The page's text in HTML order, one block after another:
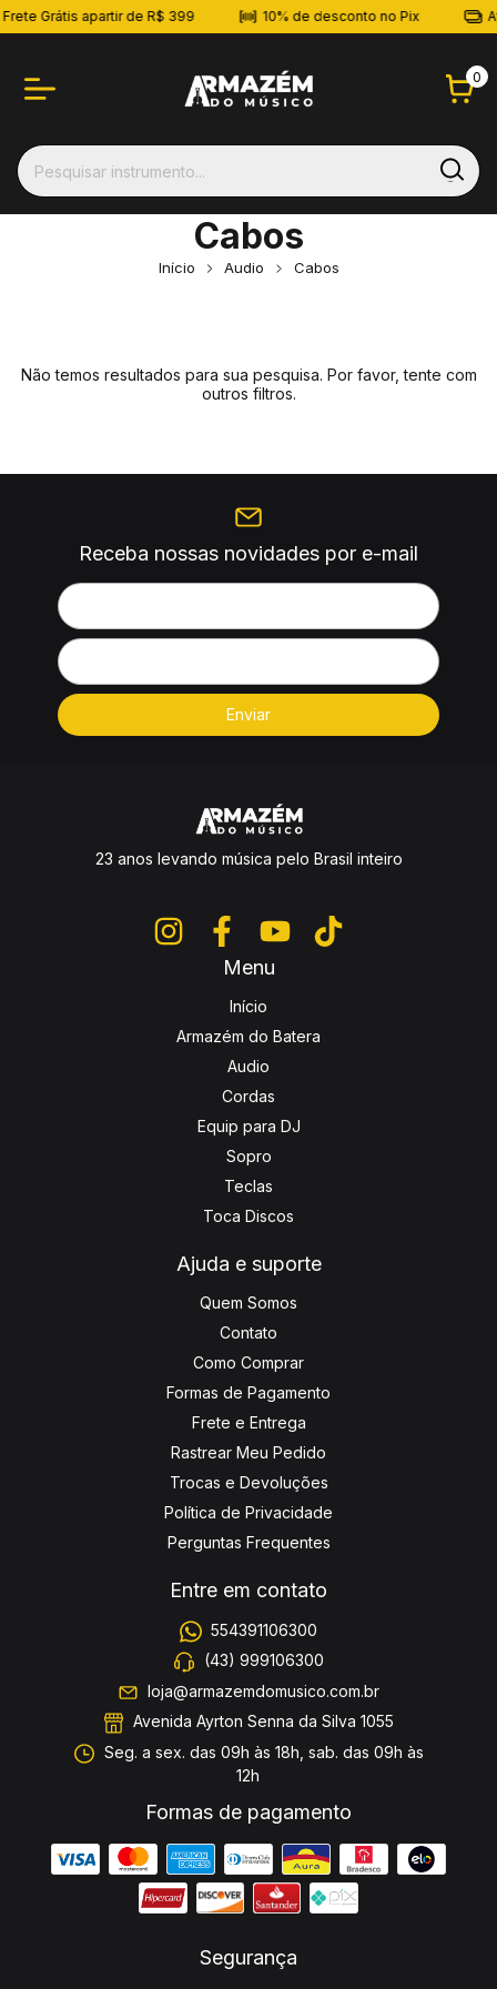
Grátis apartir de R$ 399 10% de desconto no Pix
0
Cabos
Início Audio Cabos
Não temos resultados para sua pesquisa. Por favor, tente com
outros filtros.
Receba nossas novidades por e-mail
23 anos levando música pelo Brasil inteiro
Menu
Início
Armazém do Batera
Audio
Cordas
Equip para DJ
Sopro
Teclas
Toca Discos
Ajuda e suporte
Quem Somos
Contato
Como Comprar
Formas de Pagamento
Frete e Entrega
Rastrear Meu Pedido
Trocas e Devoluções
Política de Privacidade
Perguntas Frequentes
Entre em contato
554391106300
(43) 999106300
loja@armazemdomusico.com.br
Avenida Ayrton Senna da Silva 1055
Seg. a sex. das 09h às 18h, sab. das 09h às
12h
Formas de pagamento
Segurança